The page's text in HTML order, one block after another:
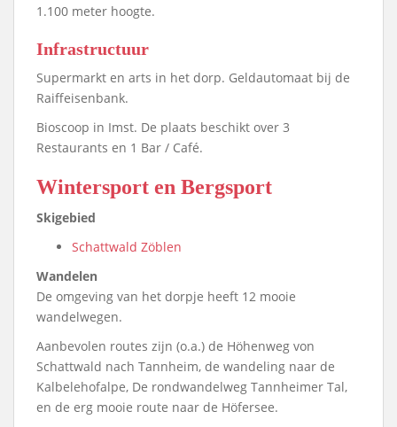
1.100 meter hoogte.
Infrastructuur
Supermarkt en arts in het dorp. Geldautomaat bij de
Raiffeisenbank.
Bioscoop in Imst. De plaats beschikt over 3
Restaurants en 1 Bar / Café.
Wintersport en Bergsport
Skigebied
Schattwald Zöblen
Wandelen
De omgeving van het dorpje heeft 12 mooie
wandelwegen.
Aanbevolen routes zijn (o.a.) de Höhenweg von
Schattwald nach Tannheim, de wandeling naar de
Kalbelehofalpe, De rondwandelweg Tannheimer Tal,
en de erg mooie route naar de Höfersee.